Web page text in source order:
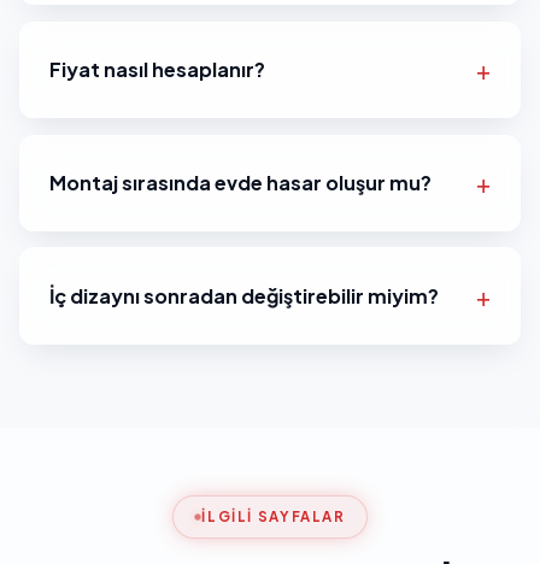
Fiyat nasıl hesaplanır?
Montaj sırasında evde hasar oluşur mu?
İç dizaynı sonradan değiştirebilir miyim?
İLGILI SAYFALAR